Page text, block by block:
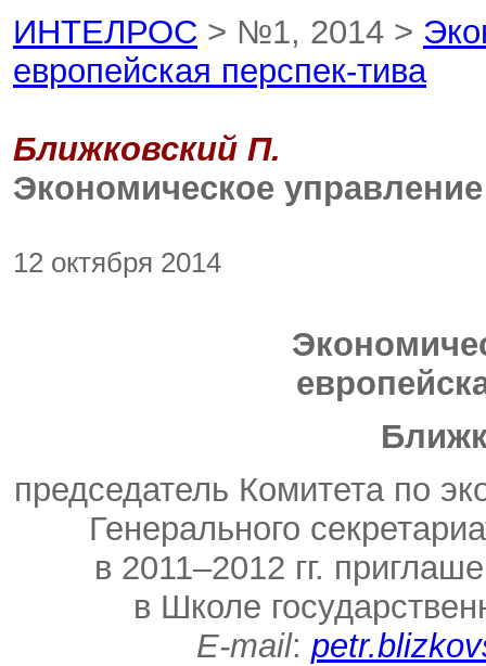
ИНТЕЛРОС > №1, 2014 >
европейская перспек-тива
Ближковский П.
Экономическое
12 октября 2014
председатель Комитета по
Генерального
в 2011–2012 гг.
в Школе
E-mail: